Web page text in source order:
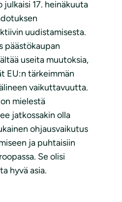
julkaisi 17. heinäkuuta
uudistamisesta.
päästökaupan
useita muutoksia,
EU:n tärkeimmän
vaikuttavuutta.
mielestä
jatkossakin olla
ohjausvaikutus
ja puhtaisiin
Se olisi
hyvä asia.